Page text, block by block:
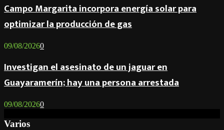
Campo Margarita incorpora energía solar para
optimizar la producción de gas
09/08/20260
Investigan el asesinato de un jaguar en
Guayaramerín; hay una persona arrestada
09/08/20260
Varios